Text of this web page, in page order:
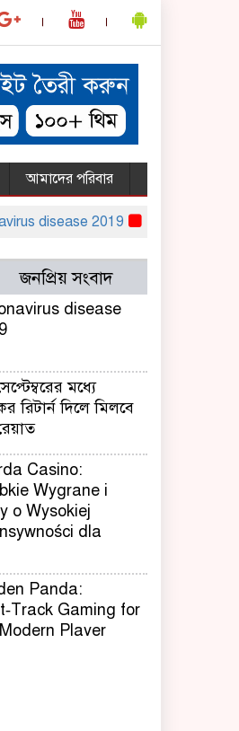
আমাদের পরিবার
disease 2019 ৩০ সেপ্টেম্বরের
জনপ্রিয় সংবাদ
disease
মধ্যে
রিটার্ন দিলে মিলবে
Casino:
Wygrane i
o Wysokiej
dla
Panda:
Gaming for
Player